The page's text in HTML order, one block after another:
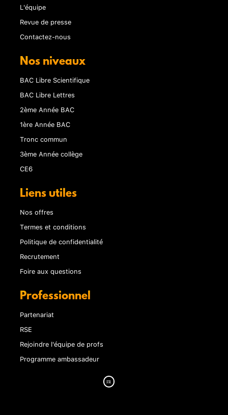
L'équipe
Revue de presse
Contactez-nous
Nos niveaux
BAC Libre Scientifique
BAC Libre Lettres
2ème Année BAC
1ère Année BAC
Tronc commun
3ème Année collège
CE6
Liens utiles
Nos offres
Termes et conditions
Politique de confidentialité
Recrutement
Foire aux questions
Professionnel
Partenariat
RSE
Rejoindre l'équipe de profs
Programme ambassadeur